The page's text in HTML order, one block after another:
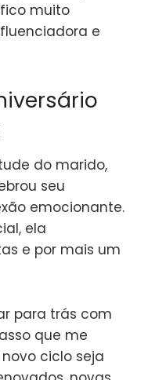
fico muito
e
do marido,
seu
emocionante.
ela
e por mais um
para trás com
que me
ciclo seja